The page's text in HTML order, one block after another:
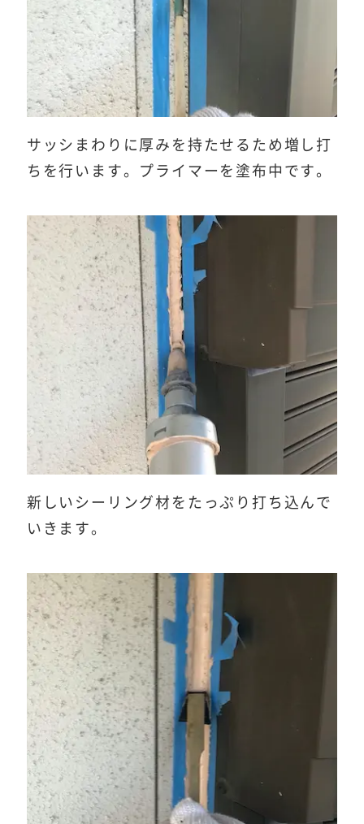
サッシまわりに厚みを持たせるため増し打
ちを行います。プライマーを塗布中です。
新しいシーリング材をたっぷり打ち込んで
いきます。